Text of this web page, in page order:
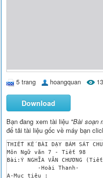
5 trang hoangquan
Download
Bạn đang xem tài liệu "Bài soạn
để tải tài liệu gốc về máy bạn
THIẾT KẾ BÀI DẠY BÁM SÁT
Môn Ngữ văn 7 - Tiết 98
Bài:Ý NGHĨA VĂN CHƯƠNG
A-Mục tiêu :